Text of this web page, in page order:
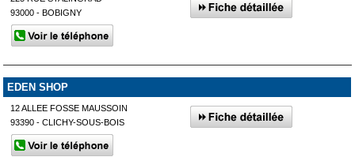
93000 - BOBIGNY
EDEN SHOP
12 ALLEE FOSSE MAUSSOIN
93390 - CLICHY-SOUS-BOIS